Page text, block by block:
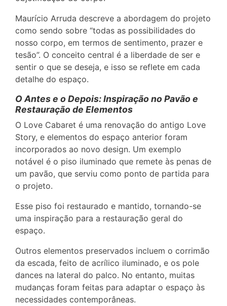
Maurício Arruda descreve a abordagem do projeto
como sendo sobre “todas as possibilidades do
nosso corpo, em termos de sentimento, prazer e
tesão”. O conceito central é a liberdade de ser e
sentir o que se deseja, e isso se reflete em cada
detalhe do espaço.
O Antes e o Depois: Inspiração no Pavão e
Restauração de Elementos
O Love Cabaret é uma renovação do antigo Love
Story, e elementos do espaço anterior foram
incorporados ao novo design. Um exemplo
notável é o piso iluminado que remete às penas de
um pavão, que serviu como ponto de partida para
o projeto.
Esse piso foi restaurado e mantido, tornando-se
uma inspiração para a restauração geral do
espaço.
Outros elementos preservados incluem o corrimão
da escada, feito de acrílico iluminado, e os pole
dances na lateral do palco. No entanto, muitas
mudanças foram feitas para adaptar o espaço às
necessidades contemporâneas.